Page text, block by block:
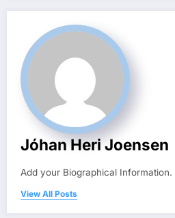
Jóhan Heri Joensen
Add your Biographical Information.
View All Posts